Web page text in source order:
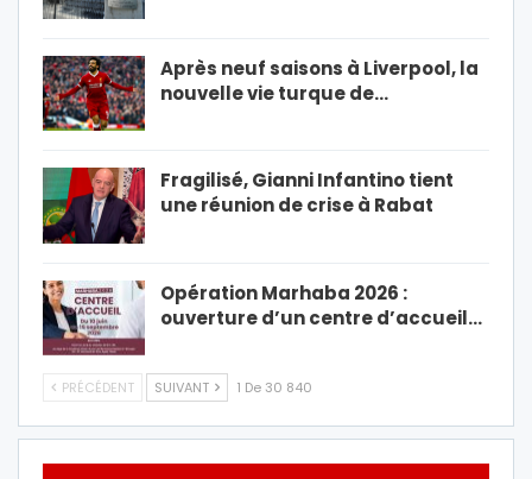
Après neuf saisons à Liverpool, la
nouvelle vie turque de…
Fragilisé, Gianni Infantino tient
une réunion de crise à Rabat
Opération Marhaba 2026 :
ouverture d’un centre d’accueil…
PRÉCÉDENT SUIVANT 1 De 30 840